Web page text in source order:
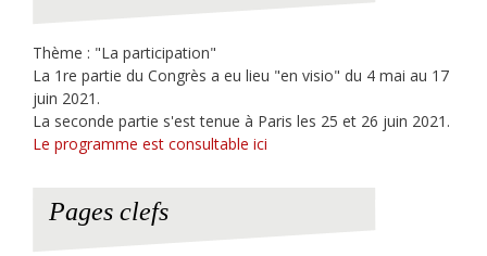
Thème : "La participation"
La 1re partie du Congrès a eu lieu "en visio" du 4 mai au 17
juin 2021.
La seconde partie s'est tenue à Paris les 25 et 26 juin 2021.
Le programme est consultable ici
Pages clefs